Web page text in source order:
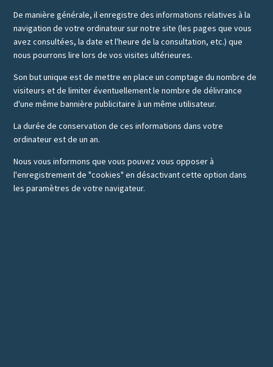
De manière générale, il enregistre des informations relatives à la
navigation de votre ordinateur sur notre site (les pages que vous
avez consultées, la date et l'heure de la consultation, etc.) que
nous pourrons lire lors de vos visites ultérieures.
Son but unique est de mettre en place un comptage du nombre de
visiteurs et de limiter éventuellement le nombre de délivrance
d'une même bannière publicitaire à un même utilisateur.
La durée de conservation de ces informations dans votre
ordinateur est de un an.
Nous vous informons que vous pouvez vous opposer à
l'enregistrement de "cookies" en désactivant cette option dans
les paramètres de votre navigateur.